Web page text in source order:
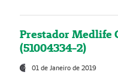
Prestador Medlife
(51004334-2)
01 de Janeiro de 2019